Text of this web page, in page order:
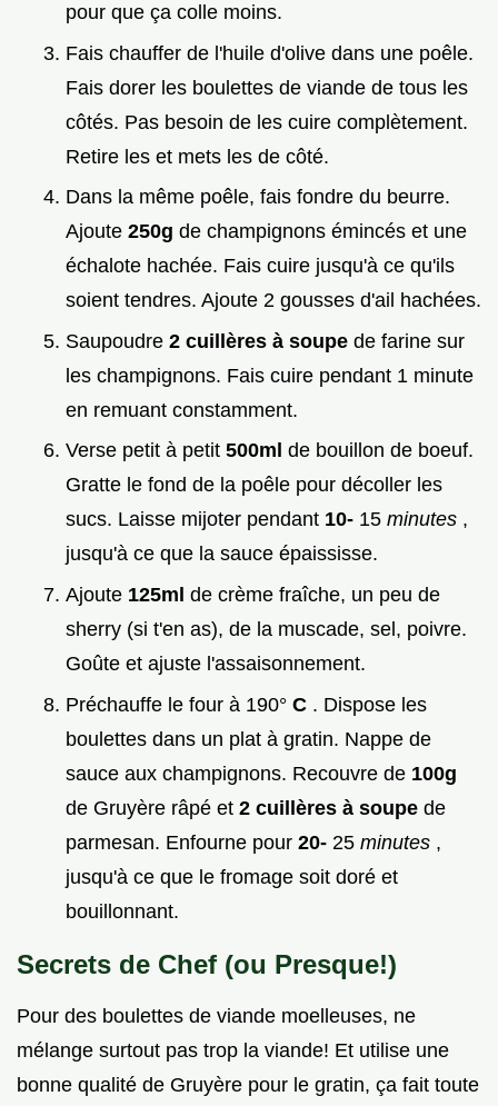
pour que ça colle moins.
Fais chauffer de l'huile d'olive dans une poêle.
Fais dorer les boulettes de viande de tous les
côtés. Pas besoin de les cuire complètement.
Retire les et mets les de côté.
Dans la même poêle, fais fondre du beurre.
Ajoute 250g de champignons émincés et une
échalote hachée. Fais cuire jusqu'à ce qu'ils
soient tendres. Ajoute 2 gousses d'ail hachées.
Saupoudre 2 cuillères à soupe de farine sur
les champignons. Fais cuire pendant 1 minute
en remuant constamment.
Verse petit à petit 500ml de bouillon de boeuf.
Gratte le fond de la poêle pour décoller les
sucs. Laisse mijoter pendant 10- 15 minutes ,
jusqu'à ce que la sauce épaississe.
Ajoute 125ml de crème fraîche, un peu de
sherry (si t'en as), de la muscade, sel, poivre.
Goûte et ajuste l'assaisonnement.
Préchauffe le four à 190° C . Dispose les
boulettes dans un plat à gratin. Nappe de
sauce aux champignons. Recouvre de 100g
de Gruyère râpé et 2 cuillères à soupe de
parmesan. Enfourne pour 20- 25 minutes ,
jusqu'à ce que le fromage soit doré et
bouillonnant.
Secrets de Chef (ou Presque!)
Pour des boulettes de viande moelleuses, ne
mélange surtout pas trop la viande! Et utilise une
bonne qualité de Gruyère pour le gratin, ça fait toute